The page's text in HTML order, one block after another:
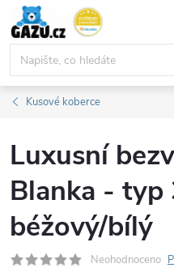
Přejít
obsah
Kusové koberce
Luxusní
Blanka - typ
béžový/bílý
Neohodnoceno